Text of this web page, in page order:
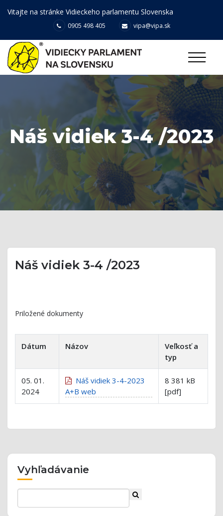
Vitajte na stránke Vidieckeho parlamentu Slovenska
0905 498 405 vipa@vipa.sk
Náš vidiek 3-4 /2023
Náš vidiek 3-4 /2023
Priložené dokumenty
Dátum Názov
Veľkosť a
typ
05. 01.
2024
Náš vidiek 3-4-2023
A+B web
8 381 kB
[pdf]
Vyhľadávanie